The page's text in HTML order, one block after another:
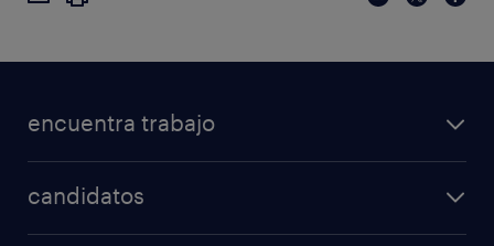
encuentra trabajo
candidatos